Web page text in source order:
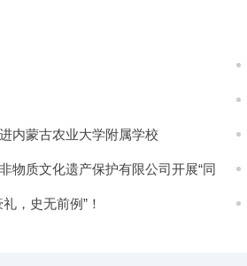
内蒙古农业大学附属学校
物质文化遗产保护有限公司开展“同
，史无前例”！